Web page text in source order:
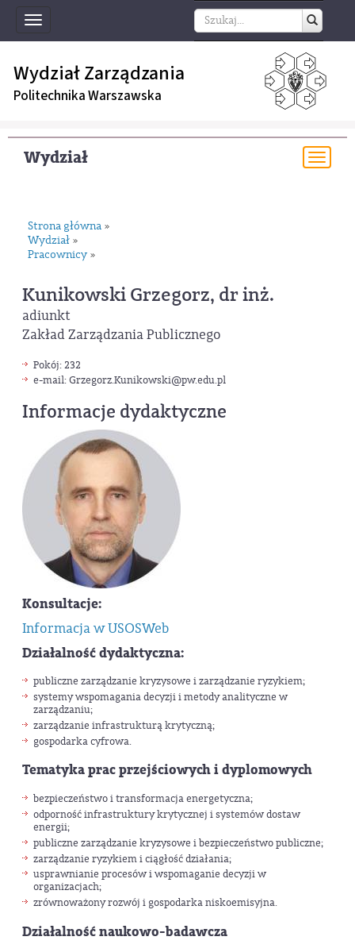
Toggle
navigation
Wydział Zarządzania
Politechnika Warszawska
Wydział
Strona główna »
Wydział »
Pracownicy »
Kunikowski Grzegorz, dr inż.
adiunkt
Zakład Zarządzania Publicznego
Pokój: 232
e-mail: Grzegorz.Kunikowski@pw.edu.pl
Informacje dydaktyczne
Konsultacje:
Informacja w USOSWeb
Działalność dydaktyczna:
publiczne zarządzanie kryzysowe i zarządzanie ryzykiem;
systemy wspomagania decyzji i metody analityczne w
zarządzaniu;
zarządzanie infrastrukturą krytyczną;
gospodarka cyfrowa.
Tematyka prac przejściowych i dyplomowych
bezpieczeństwo i transformacja energetyczna;
odporność infrastruktury krytycznej i systemów dostaw
energii;
publiczne zarządzanie kryzysowe i bezpieczeństwo publiczne;
zarządzanie ryzykiem i ciągłość działania;
usprawnianie procesów i wspomaganie decyzji w
organizacjach;
zrównoważony rozwój i gospodarka niskoemisyjna.
Działalność naukowo-badawcza